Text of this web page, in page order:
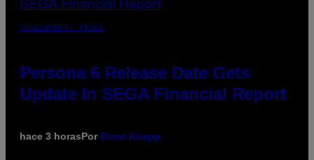
SCREENSHOT: ATLUS
Persona 6 Release Date Gets
Update In SEGA Financial Report
hace 3 horasPor Brent Koepp